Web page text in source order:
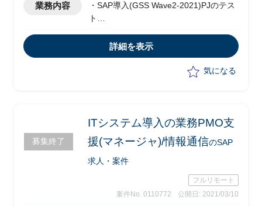
業務内容
・SAP導入(GSS Wave2-2021)PJのテス
ト
・UAT/テスト/移行実務
・SAP関連インフラ設計支援
詳細を表示
気になる
募集終了
ITシステム導入の業務PMO支
援(マネージャ)/情報通信のSAP
求人・案件
フルリモート
案件No. 0110772
公開日: 2021/03/10